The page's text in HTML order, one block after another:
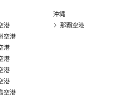
港
空港
港
港
港
港
空港
沖縄
那覇空港